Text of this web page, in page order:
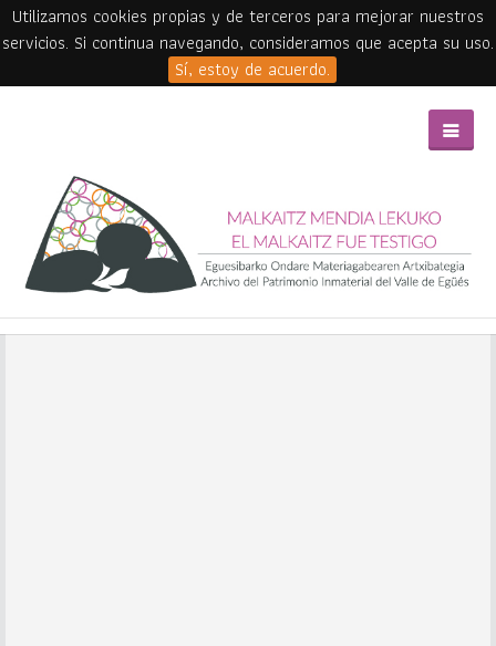
Utilizamos cookies propias y de terceros para mejorar nuestros
servicios. Si continua navegando, consideramos que acepta su uso.
Sí, estoy de acuerdo.